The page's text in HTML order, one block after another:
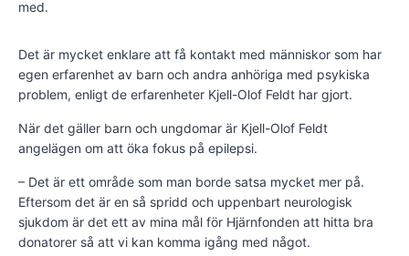
med.
Det är mycket enklare att få kontakt med människor som har
egen erfarenhet av barn och andra anhöriga med psykiska
problem, enligt de erfarenheter Kjell-Olof Feldt har gjort.
När det gäller barn och ungdomar är Kjell-Olof Feldt
angelägen om att öka fokus på epilepsi.
– Det är ett område som man borde satsa mycket mer på.
Eftersom det är en så spridd och uppenbart neurologisk
sjukdom är det ett av mina mål för Hjärnfonden att hitta bra
donatorer så att vi kan komma igång med något.